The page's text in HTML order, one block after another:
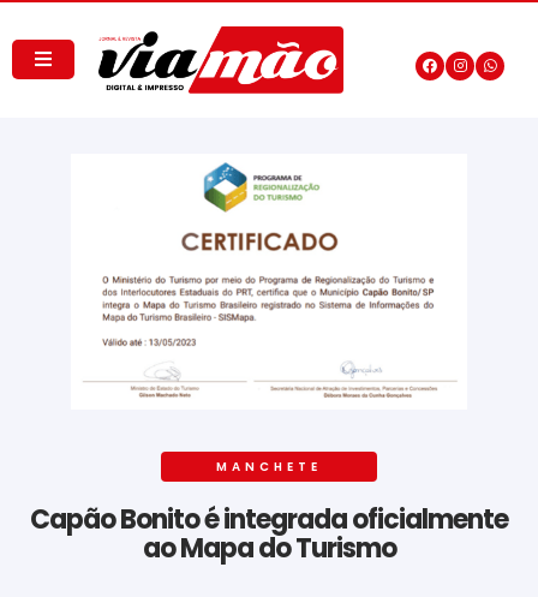
MANCHETE
Capão Bonito é integrada oficialmente
ao Mapa do Turismo